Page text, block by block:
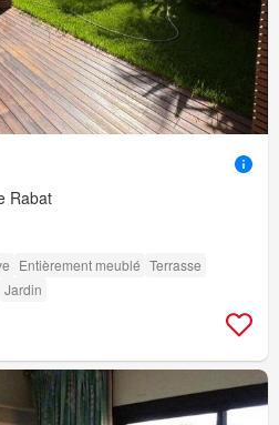
Rabat
Entièrement meublé Terrasse
Jardin